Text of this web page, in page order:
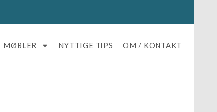
MØBLER NYTTIGE TIPS OM / KONTAKT